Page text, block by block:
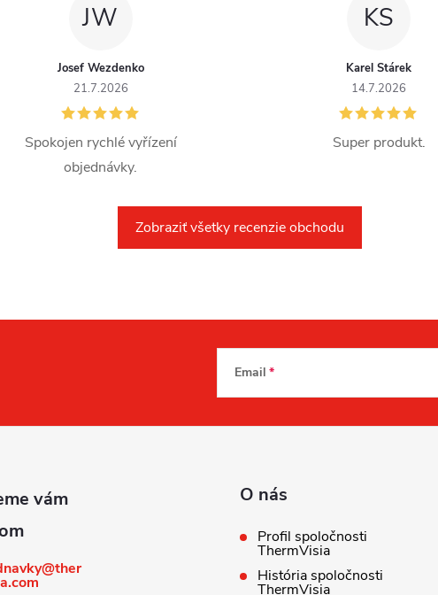
JW
Josef Wezdenko
21.7.2026
Spokojen rychlé vyřízení
objednávky.
KS
Karel Stárek
14.7.2026
Super produkt.
Zobraziť všetky recenzie obchodu
Email
@ther
O nás
Profil spoločnosti
ThermVisia
História spoločnosti
ThermVisia